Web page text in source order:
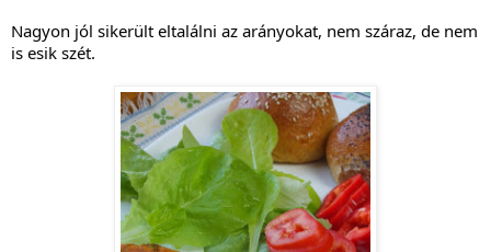
Nagyon jól sikerült eltalálni az arányokat, nem száraz, de nem
is esik szét.